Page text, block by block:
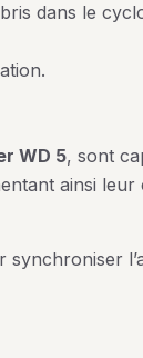
dans le
WD 5, sont
ainsi leur